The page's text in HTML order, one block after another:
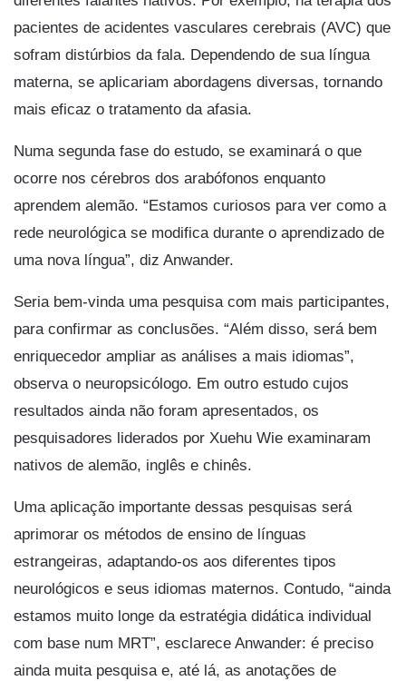
pacientes de acidentes vasculares cerebrais (AVC) que
sofram distúrbios da fala. Dependendo de sua língua
materna, se aplicariam abordagens diversas, tornando
mais eficaz o tratamento da afasia.
Numa segunda fase do estudo, se examinará o que
ocorre nos cérebros dos arabófonos enquanto
aprendem alemão. “Estamos curiosos para ver como a
rede neurológica se modifica durante o aprendizado de
uma nova língua”, diz Anwander.
Seria bem-vinda uma pesquisa com mais participantes,
para confirmar as conclusões. “Além disso, será bem
enriquecedor ampliar as análises a mais idiomas”,
observa o neuropsicólogo. Em outro estudo cujos
resultados ainda não foram apresentados, os
pesquisadores liderados por Xuehu Wie examinaram
nativos de alemão, inglês e chinês.
Uma aplicação importante dessas pesquisas será
aprimorar os métodos de ensino de línguas
estrangeiras, adaptando-os aos diferentes tipos
neurológicos e seus idiomas maternos. Contudo, “ainda
estamos muito longe da estratégia didática individual
com base num MRT”, esclarece Anwander: é preciso
ainda muita pesquisa e, até lá, as anotações de